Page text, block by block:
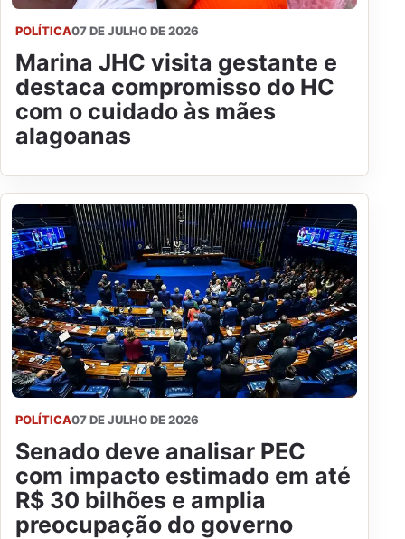
POLÍTICA07 DE JULHO DE 2026
Marina JHC visita gestante e
destaca compromisso do HC
com o cuidado às mães
alagoanas
POLÍTICA07 DE JULHO DE 2026
Senado deve analisar PEC
com impacto estimado em até
R$ 30 bilhões e amplia
preocupação do governo